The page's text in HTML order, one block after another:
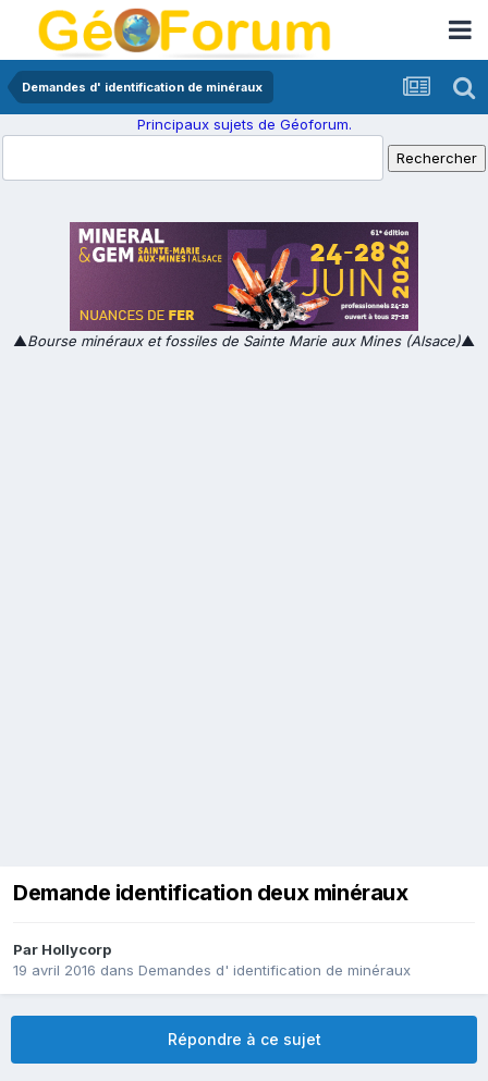
Demandes d' identification de minéraux
Principaux sujets de Géoforum.
▲Bourse minéraux et fossiles de Sainte Marie aux Mines (Alsace)▲
Demande identification deux minéraux
Par Hollycorp
19 avril 2016 dans Demandes d' identification de minéraux
Répondre à ce sujet